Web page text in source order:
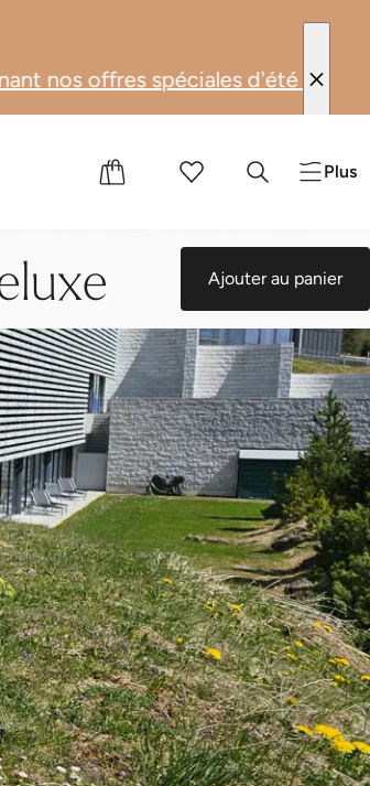
d'été : du 1er juin au 31 août
Plus
Ajouter au panier